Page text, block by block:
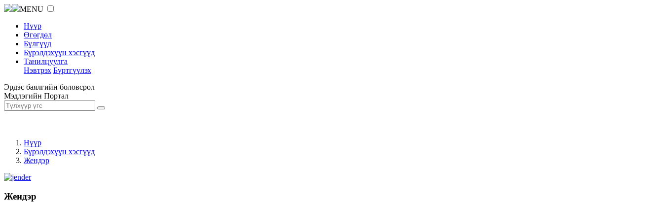
MENU
Нүүр
Өгөгдөл
Бүлгүүд
Бүрэлдэхүүн хэсгүүд
Танилцуулга
Нэвтрэх Бүртгүүлэх
Эрдэс баялгийн боловсрол
Мэдлэгийн Портал
Нүүр
Бүрэлдэхүүн хэсгүүд
Жендэр
Жендэр